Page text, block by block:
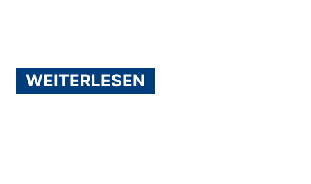
WEITERLESEN